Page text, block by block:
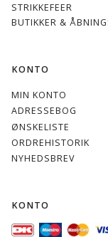
STRIKKEFEER
BUTIKKER &
KONTO
MIN KONTO
ADRESSEBOG
ØNSKELISTE
ORDREHISTORIK
NYHEDSBREV
KONTO